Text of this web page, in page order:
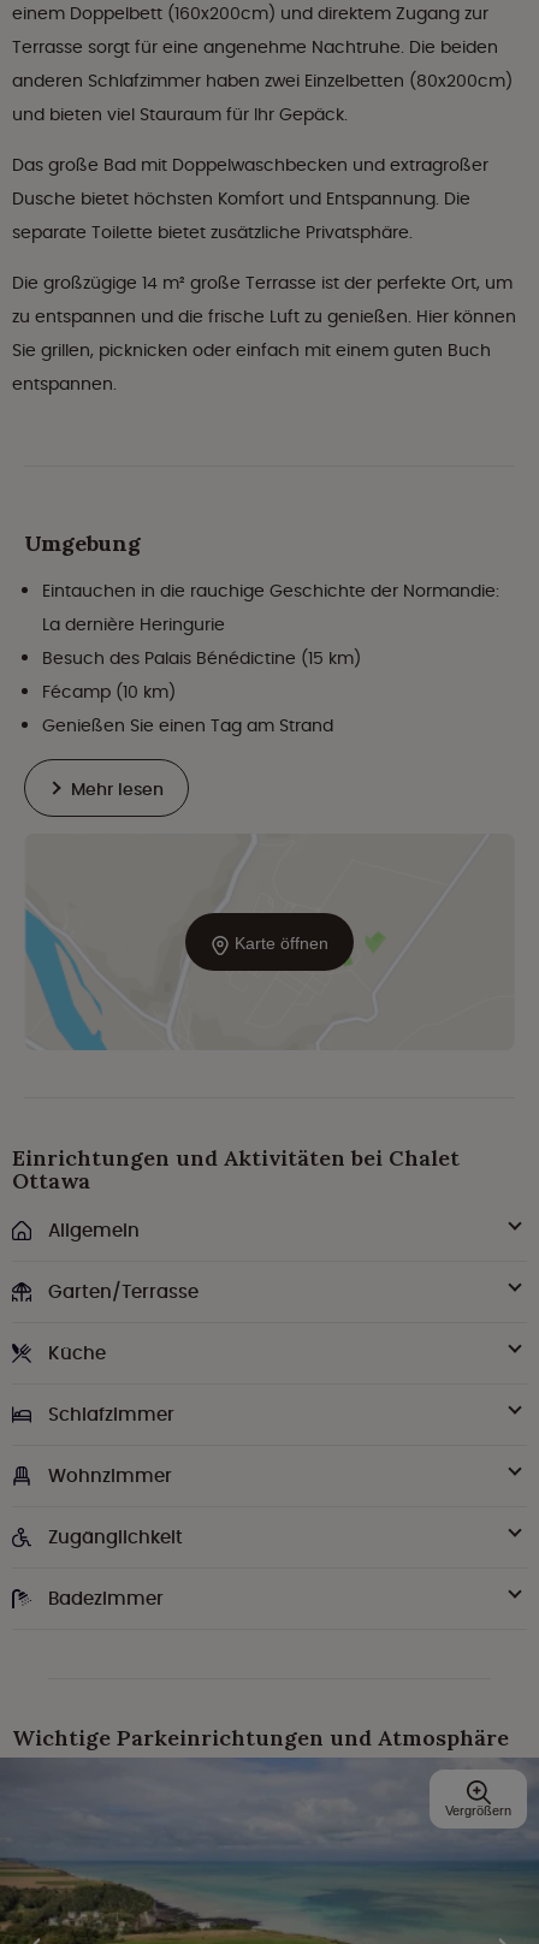
einem Doppelbett (160x200cm) und direktem Zugang zur
Terrasse sorgt für eine angenehme Nachtruhe. Die beiden
anderen Schlafzimmer haben zwei Einzelbetten (80x200cm)
und bieten viel Stauraum für Ihr Gepäck.
Das große Bad mit Doppelwaschbecken und extragroßer
Dusche bietet höchsten Komfort und Entspannung. Die
separate Toilette bietet zusätzliche Privatsphäre.
Die großzügige 14 m² große Terrasse ist der perfekte Ort, um
zu entspannen und die frische Luft zu genießen. Hier können
Sie grillen, picknicken oder einfach mit einem guten Buch
entspannen.
Karte öffnen
Umgebung
Eintauchen in die rauchige Geschichte der Normandie:
La dernière Heringurie
Besuch des Palais Bénédictine (15 km)
Fécamp (10 km)
Genießen Sie einen Tag am Strand
Mehr lesen
Einrichtungen und Aktivitäten bei Chalet
Ottawa
Allgemein
Garten/Terrasse
Küche
Schlafzimmer
Wohnzimmer
Zugänglichkeit
Badezimmer
Wichtige Parkeinrichtungen und Atmosphäre
Vergrößern